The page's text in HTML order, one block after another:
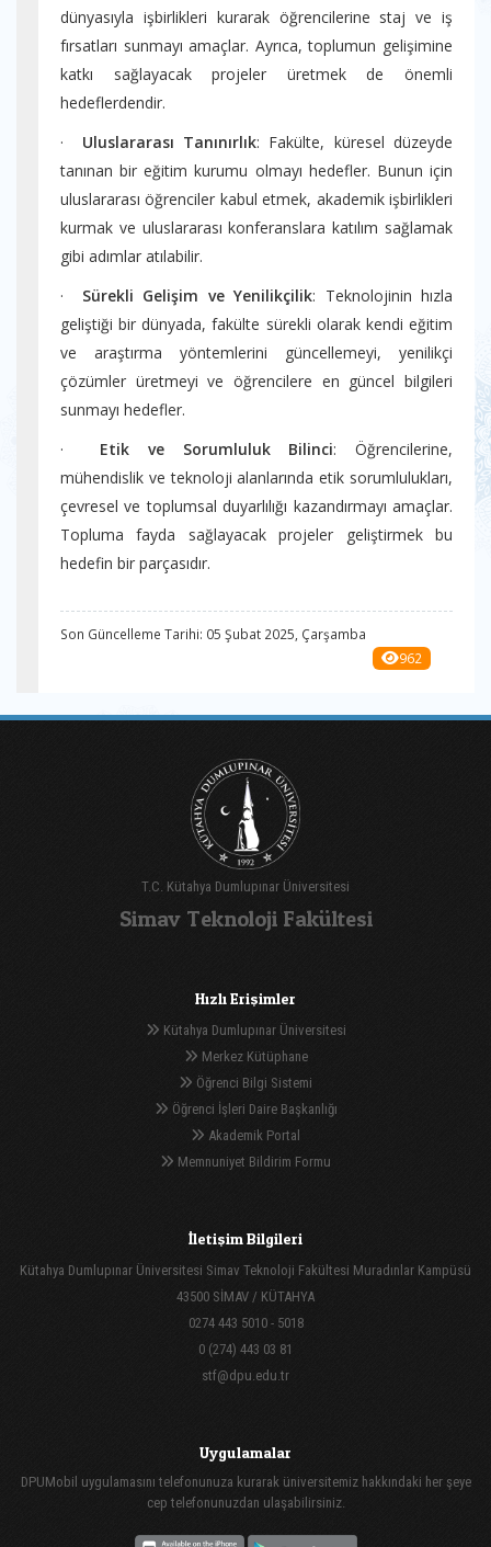
dünyasıyla işbirlikleri kurarak öğrencilerine staj ve iş
fırsatları sunmayı amaçlar. Ayrıca, toplumun gelişimine
katkı sağlayacak projeler üretmek de önemli
hedeflerdendir.
· Uluslararası Tanınırlık: Fakülte, küresel düzeyde
tanınan bir eğitim kurumu olmayı hedefler. Bunun için
uluslararası öğrenciler kabul etmek, akademik işbirlikleri
kurmak ve uluslararası konferanslara katılım sağlamak
gibi adımlar atılabilir.
· Sürekli Gelişim ve Yenilikçilik: Teknolojinin hızla
geliştiği bir dünyada, fakülte sürekli olarak kendi eğitim
ve araştırma yöntemlerini güncellemeyi, yenilikçi
çözümler üretmeyi ve öğrencilere en güncel bilgileri
sunmayı hedefler.
· Etik ve Sorumluluk Bilinci: Öğrencilerine,
mühendislik ve teknoloji alanlarında etik sorumlulukları,
çevresel ve toplumsal duyarlılığı kazandırmayı amaçlar.
Topluma fayda sağlayacak projeler geliştirmek bu
hedefin bir parçasıdır.
Son Güncelleme Tarihi: 05 Şubat 2025, Çarşamba
962
T.C. Kütahya Dumlupınar Üniversitesi
Simav Teknoloji Fakültesi
Hızlı Erişimler
Kütahya Dumlupınar Üniversitesi
Merkez Kütüphane
Öğrenci Bilgi Sistemi
Öğrenci İşleri Daire Başkanlığı
Akademik Portal
Memnuniyet Bildirim Formu
İletişim Bilgileri
Kütahya Dumlupınar Üniversitesi Simav Teknoloji Fakültesi Muradınlar Kampüsü
43500 SİMAV / KÜTAHYA
0274 443 5010 - 5018
0 (274) 443 03 81
stf@dpu.edu.tr
Uygulamalar
DPUMobil uygulamasını telefonunuza kurarak üniversitemiz hakkındaki her şeye
cep telefonunuzdan ulaşabilirsiniz.